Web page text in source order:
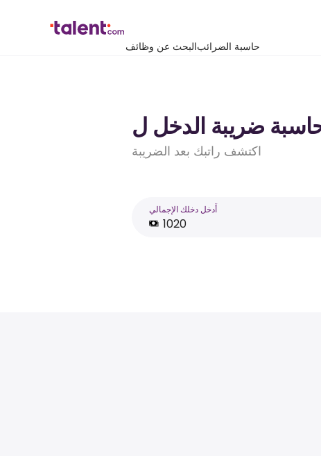
البحث عن وظائفحاسبة الضرائب
اكتشف راتبك بعد الضريبة
أَدخل دخلك الإجمالي